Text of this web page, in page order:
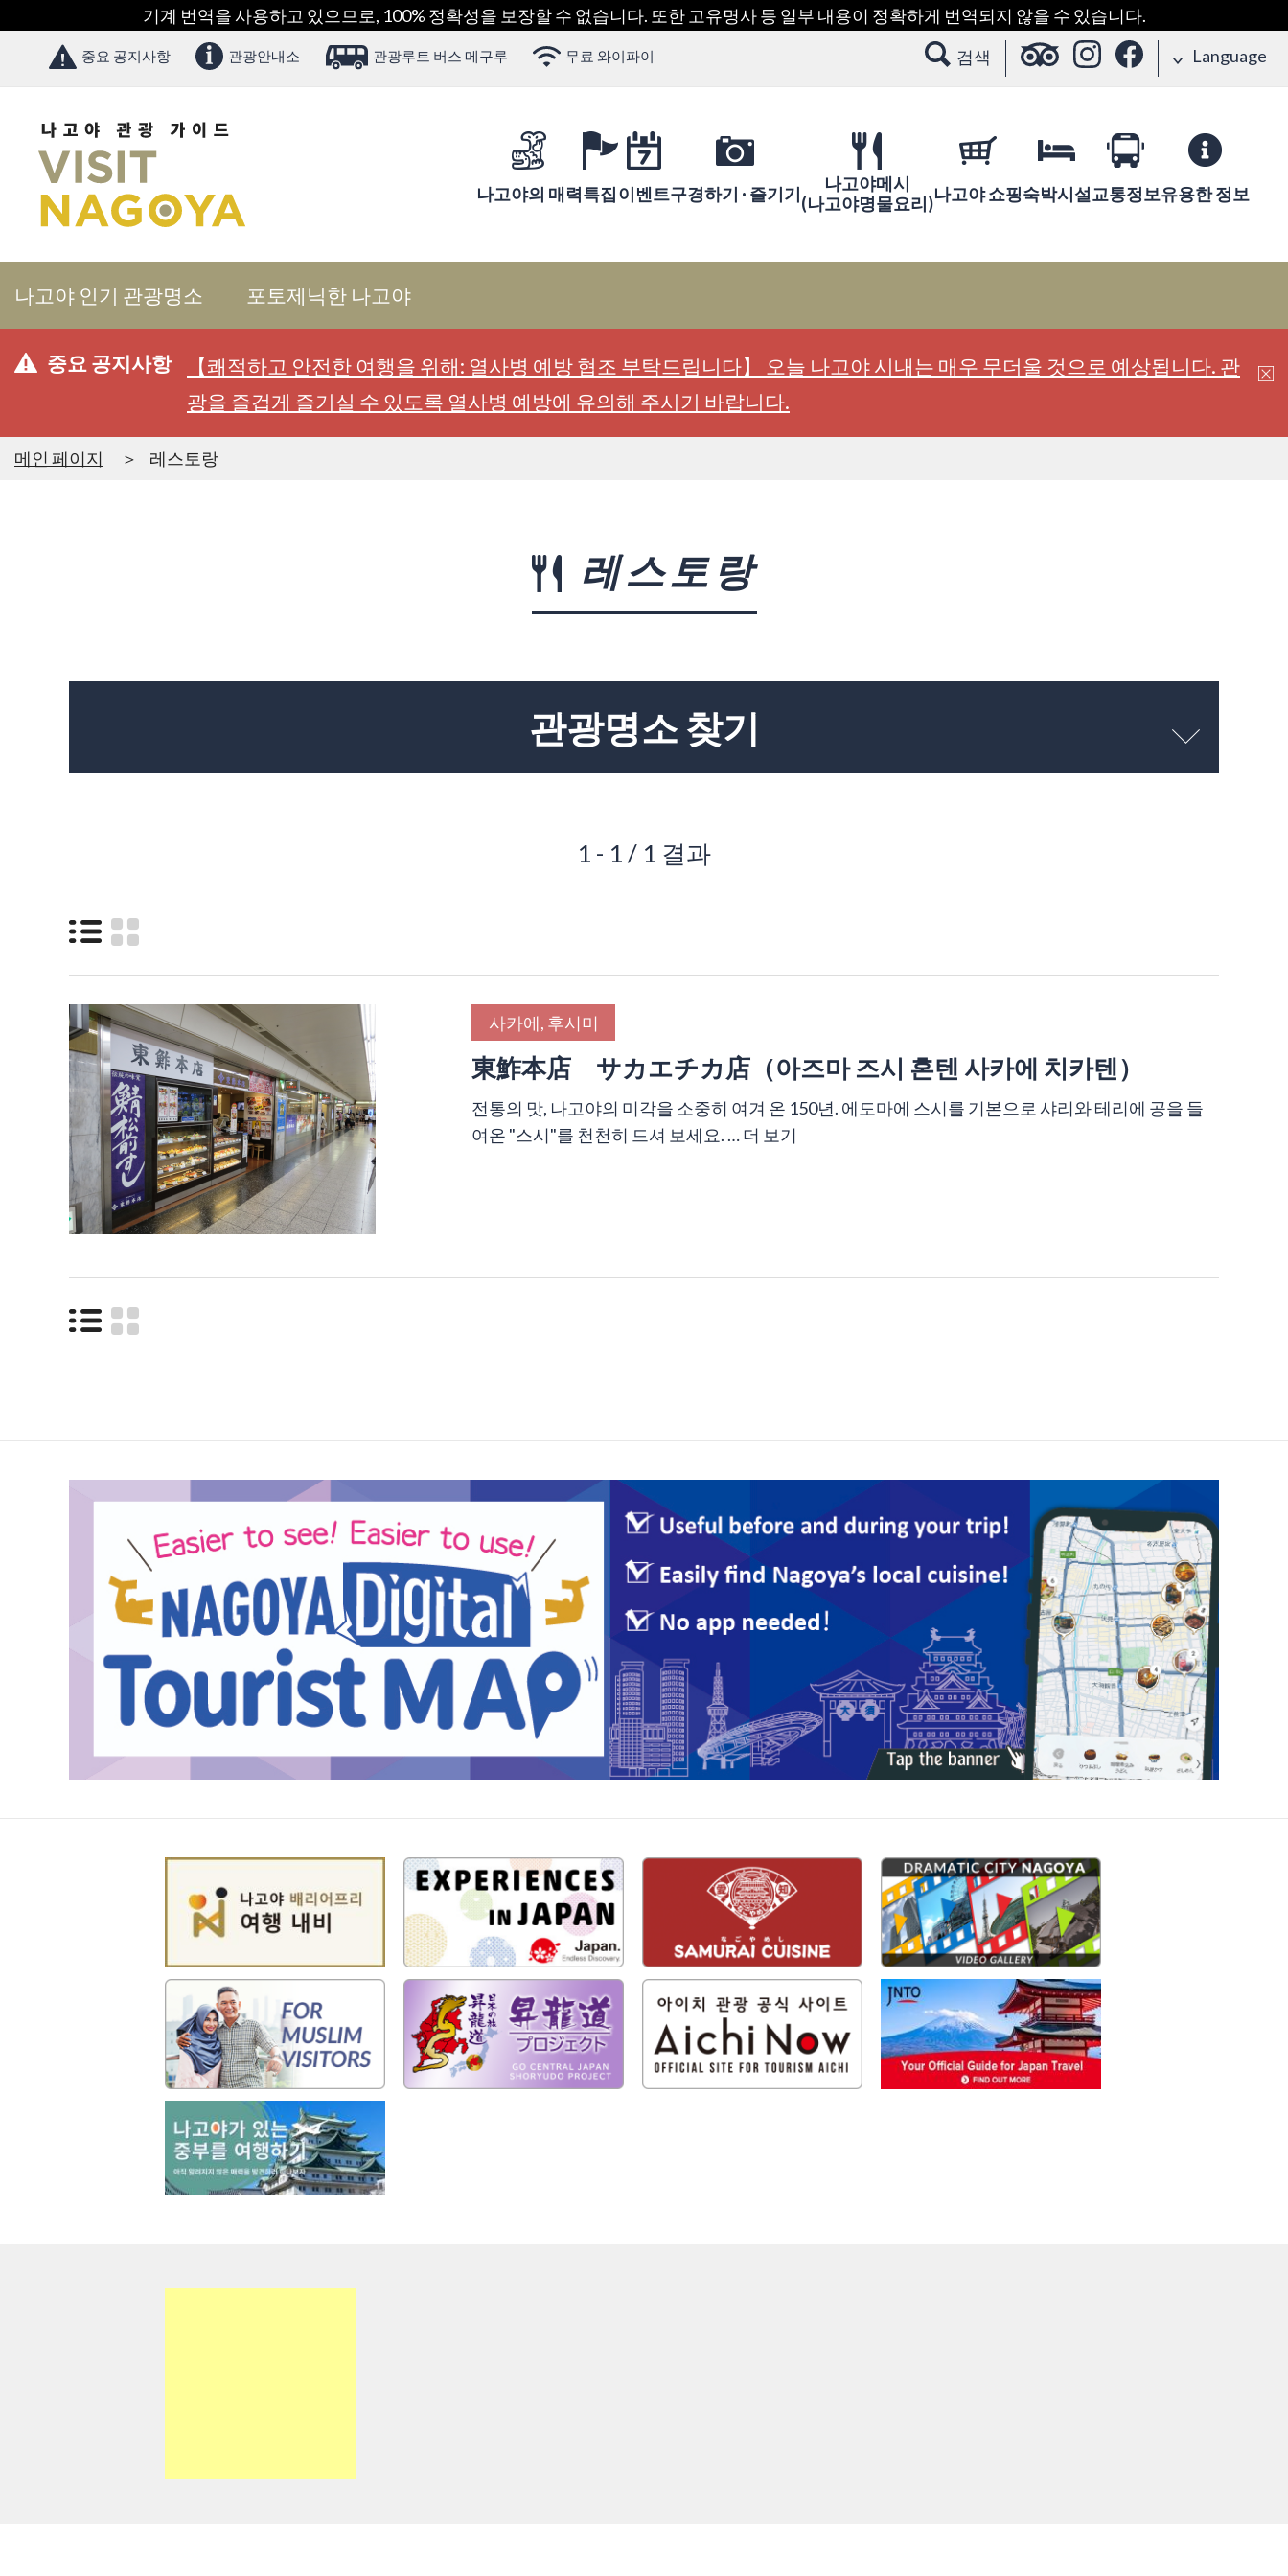
기계 번역을 사용하고 있으므로, 100% 정확성을 보장할 수 없습니다. 또한 고유명사 등 일부 내용이 정확하게 번역되지 않을 수 있습니다.
중요 공지사항 관광안내소 관광루트 버스 메구루 무료 와이파이 검색 Language
나고야의 매력특집이벤트구경하기 · 즐기기
나고야메시
(나고야명물요리)나고야 쇼핑숙박시설교통정보유용한 정보
나고야 인기 관광명소 포토제닉한 나고야
중요 공지사항
【쾌적하고 안전한 여행을 위해: 열사병 예방 협조 부탁드립니다】 오늘 나고야 시내는 매우 무더울 것으로 예상됩니다. 관
광을 즐겁게 즐기실 수 있도록 열사병 예방에 유의해 주시기 바랍니다.
메인 페이지 레스토랑
레스토랑
관광명소 찾기
1 - 1 / 1 결과
사카에, 후시미
東鮓本店 サカエチカ店（아즈마 즈시 혼텐 사카에 치카텐）
전통의 맛, 나고야의 미각을 소중히 여겨 온 150년. 에도마에 스시를 기본으로 샤리와 테리에 공을 들
여온 "스시"를 천천히 드셔 보세요. …더 보기